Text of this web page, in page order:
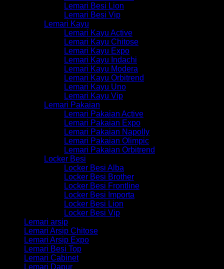
Lemari Besi Lion
Lemari Besi Vip
Lemari Kayu
Lemari Kayu Active
Lemari Kayu Chitose
Lemari Kayu Expo
Lemari Kayu Indachi
Lemari Kayu Modera
Lemari Kayu Orbitrend
Lemari Kayu Uno
Lemari Kayu Vip
Lemari Pakaian
Lemari Pakaian Active
Lemari Pakaian Expo
Lemari Pakaian Napolly
Lemari Pakaian Olimpic
Lemari Pakaian Orbitrend
Locker Besi
Locker Besi Alba
Locker Besi Brother
Locker Besi Frontline
Locker Besi Importa
Locker Besi Lion
Locker Besi Vip
Lemari arsip
Lemari Arsip Chitose
Lemari Arsip Expo
Lemari Besi Top
Lemari Cabinet
Lemari Dapur